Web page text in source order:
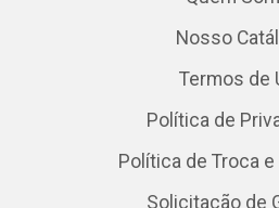
Nosso
Termos de
Política de
Política de Troca
Solicitação de